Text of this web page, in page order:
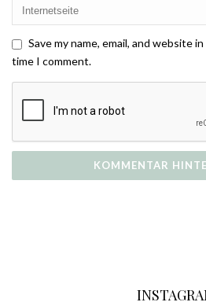
Save my name, email, and website
time I comment.